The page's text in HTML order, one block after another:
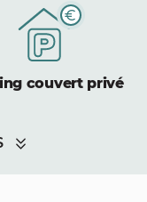
couvert privé